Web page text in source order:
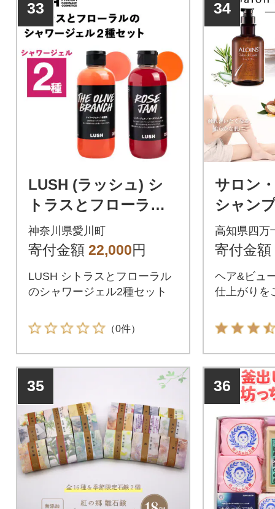
33
LUSH (ラッシュ) シ
トラスとフローラル
のシャワージェル2種
セット
神奈川県愛川町
寄付金額 22,000円
LUSH シトラスとフローラル
のシャワージェル2種セット
（0件）
34
サロン
シャン
メント
(各
高知県四万
寄付金額
ヘア&ビュ
仕上がりを
35 36